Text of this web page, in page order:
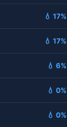
💧 17%
💧 17%
💧 6%
💧 0%
💧 0%